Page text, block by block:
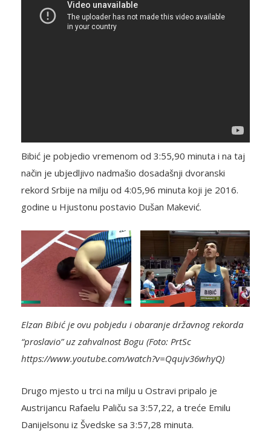
Bibić je pobjedio vremenom od 3:55,90 minuta i na taj
način je ubjedljivo nadmašio dosadašnji dvoranski
rekord Srbije na milju od 4:05,96 minuta koji je 2016.
godine u Hjustonu postavio Dušan Makević.
Elzan Bibić je ovu pobjedu i obaranje državnog rekorda
“proslavio” uz zahvalnost Bogu (Foto: PrtSc
https://www.youtube.com/watch?v=Qqujv36whyQ)
Drugo mjesto u trci na milju u Ostravi pripalo je
Austrijancu Rafaelu Paliču sa 3:57,22, a treće Emilu
Danijelsonu iz Švedske sa 3:57,28 minuta.